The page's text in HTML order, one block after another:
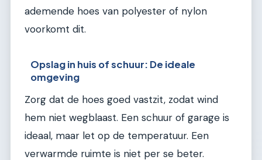
ademende hoes van polyester of nylon
voorkomt dit.
Opslag in huis of schuur: De ideale
omgeving
Zorg dat de hoes goed vastzit, zodat wind
hem niet wegblaast. Een schuur of garage is
ideaal, maar let op de temperatuur. Een
verwarmde ruimte is niet per se beter.